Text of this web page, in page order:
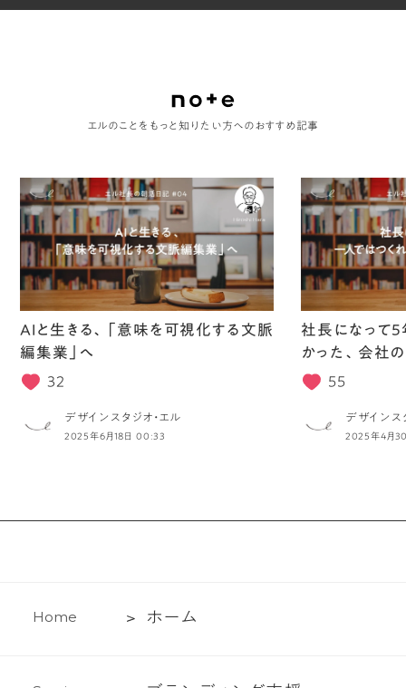
エルのことをもっと知りたい方へのおすすめ記事
AIと生きる、「意味を可視化する文脈
編集業」へ
32
デザインスタジオ・エル
2025年6月18日 00:33
社長になって5
かった、会社
55
デザインス
2025年4月
Home
ホ
ホーム